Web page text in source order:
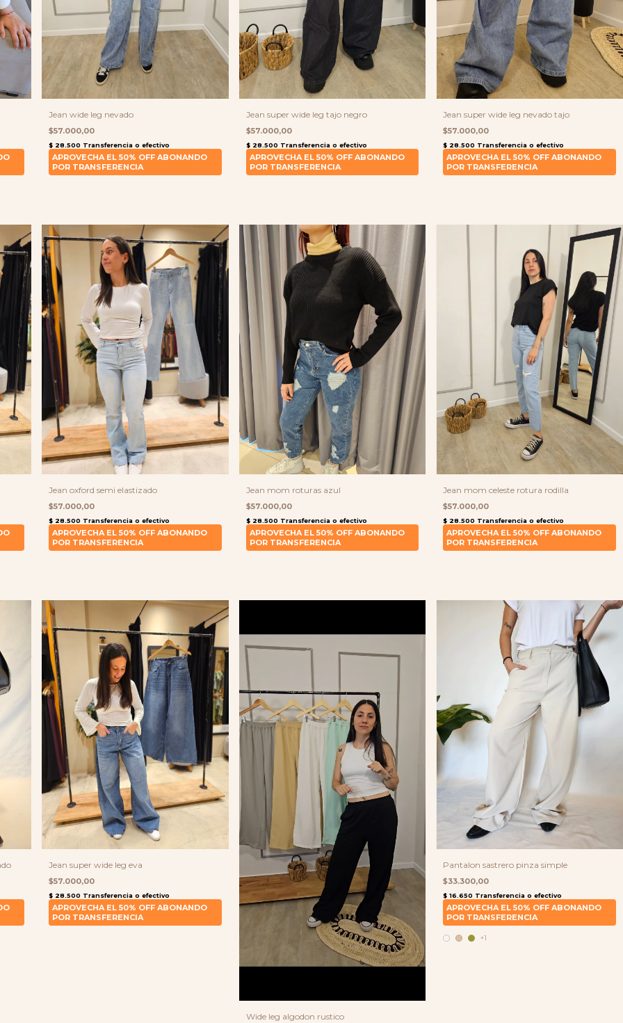
Jean wide leg nevado
$57.000,00
Jean super wide leg tajo negro
$57.000,00
Jean super wide leg nevado tajo
$57.000,00
Jean oxford semi elastizado
$57.000,00
Jean mom roturas azul
$57.000,00
Jean mom celeste rotura rodilla
$57.000,00
Jean super wide leg eva
$57.000,00
Wide leg algodon rustico
Pantalon sastrero pinza simple
$33.300,00
+1